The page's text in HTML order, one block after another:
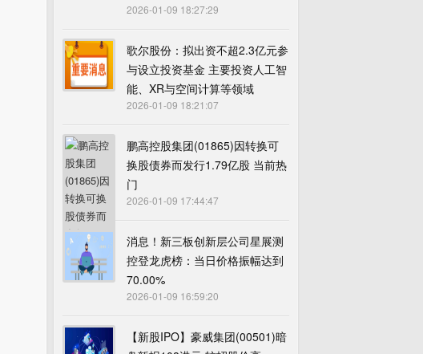
2026-01-09 18:27:29
歌尔股份：拟出资不超2.3亿元参
与设立投资基金 主要投资人工智
能、XR与空间计算等领域
2026-01-09 18:21:07
鹏高控股集团(01865)因转换可
换股债券而发行1.79亿股 当前热
门
2026-01-09 17:44:47
消息！新三板创新层公司星展测
控登龙虎榜：当日价格振幅达到
70.00%
2026-01-09 16:59:20
【新股IPO】豪威集团(00501)暗